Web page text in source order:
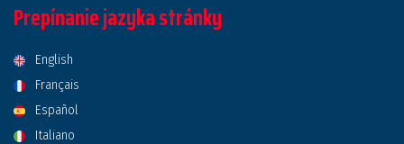
Prepínanie jazyka stránky
English
Français
Español
Italiano